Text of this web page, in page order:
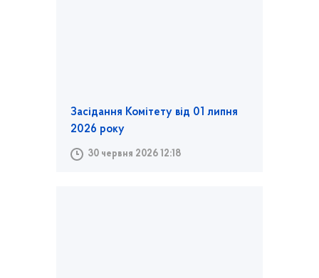
Засідання Комітету від 01 липня
2026 року
30 червня 2026 12:18